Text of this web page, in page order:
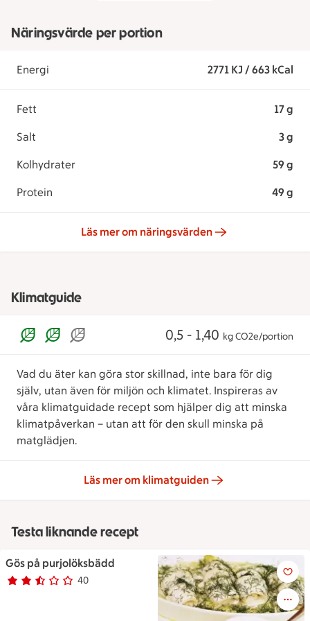
Näringsvärde per portion
Energi 2771 KJ / 663 kCal
Fett 17 g
Salt 3 g
Kolhydrater 59 g
Protein 49 g
Läs mer om näringsvärden
Klimatguide
0,5 - 1,40 kg CO2e/portion
Vad du äter kan göra stor skillnad, inte bara för dig
själv, utan även för miljön och klimatet. Inspireras av
våra klimatguidade recept som hjälper dig att minska
klimatpåverkan – utan att för den skull minska på
matglädjen.
Läs mer om klimatguiden
Testa liknande recept
Gös på purjolöksbädd
Betyg 2.4 av 5. 40
40 personer har röstat
Gös på purjolöksbädd